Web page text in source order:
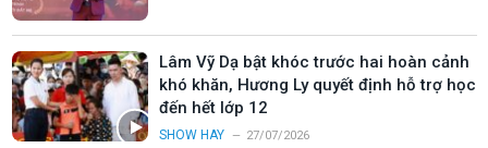
Lâm Vỹ Dạ bật khóc trước hai hoàn cảnh
khó khăn, Hương Ly quyết định hỗ trợ học
đến hết lớp 12
SHOW HAY 27/07/2026